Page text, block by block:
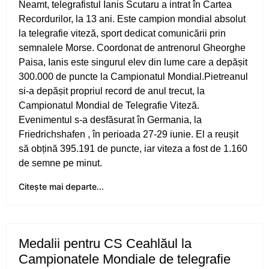
din Franța
Obiectiv de medalii la ultimul concurs pe
ergometru
CS Ceahlăul este cu toate pânzele sus
Campionatul de Karate Traditional Fudokan
Cooptați la loturile naționale de juniori
Medalii pentru CS Ceahlăul la Campionatele
Mondiale de telegrafie viteză
Oaspete din Germania pentru luptătorii
Neamt, telegrafistul Ianis Scutaru a intrat în Cartea
Recordurilor, la 13 ani. Este campion mondial absolut
la telegrafie viteză, sport dedicat comunicării prin
semnalele Morse. Coordonat de antrenorul Gheorghe
Paisa, Ianis este singurul elev din lume care a depășit
300.000 de puncte la Campionatul Mondial.Pietreanul
si-a depășit propriul record de anul trecut, la
Campionatul Mondial de Telegrafie Viteză.
Evenimentul s-a desfăsurat în Germania, la
Friedrichshafen , în perioada 27-29 iunie. El a reușit
să obțină 395.191 de puncte, iar viteza a fost de 1.160
de semne pe minut.
Citește mai departe...
Medalii pentru CS Ceahlăul la
Campionatele Mondiale de telegrafie